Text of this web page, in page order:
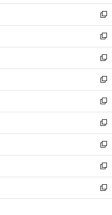
ウ
ィ
ン
ド
ウ
で
開
く
し
い
ウ
ィ
ン
ド
ウ
で
開
く
新
し
い
ウ
ィ
ン
ド
ウ
で
開
く
新
し
い
ウ
ィ
ン
ド
ウ
で
開
く
新
し
い
ウ
ィ
ン
ド
ウ
で
開
く
新
し
い
ウ
ィ
ン
ド
ウ
で
開
く
新
し
い
ウ
ィ
ン
ド
ウ
で
開
新
し
い
ウ
ィ
ン
ド
ウ
新
し
い
ウ
ィ
ン
新
し
い
ウ
新
し